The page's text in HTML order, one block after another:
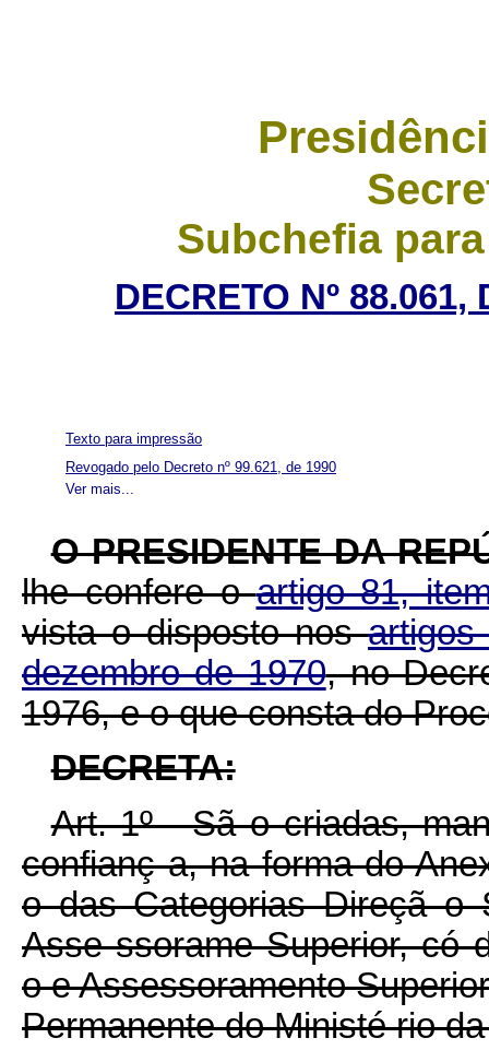
Subchefia
DECRETO Nº
Ver mais...
Texto para impressão
Revogado pelo Decreto nº 99.621, de 1990
O PRESIDENTE DA
lhe confere oartigo 81,
vista o disposto nos
dezembro de 1970, no
1976, e o que consta do
DECRETA:
Art. 1º - Sã o criadas,
confianç a, na forma do
o das Categorias Direçã o
Asse ssorame Superior, có
o e Assessoramento
Permanente do Ministé rio